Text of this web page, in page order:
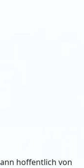
hoffentlich von